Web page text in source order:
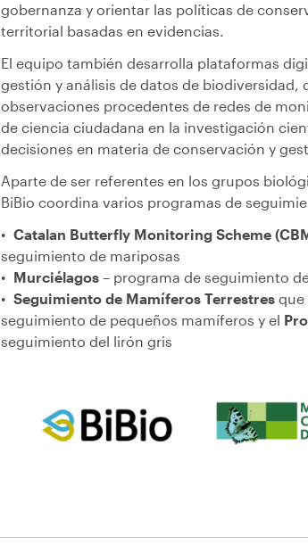
gobernanza y orientar las políticas de
territorial basadas en evidencias.
El equipo también desarrolla plataformas
gestión y análisis de datos de biodiversidad,
observaciones procedentes de redes de
de ciencia ciudadana en la investigación
decisiones en materia de conservación y
Aparte de ser referentes en los grupos
BiBio coordina varios programas de
Catalan Butterfly Monitoring Scheme
seguimiento de mariposas
Murciélagos – programa de seguimiento
Seguimiento de Mamíferos Terrestres que
seguimiento de pequeños mamíferos y el
seguimiento del lirón gris